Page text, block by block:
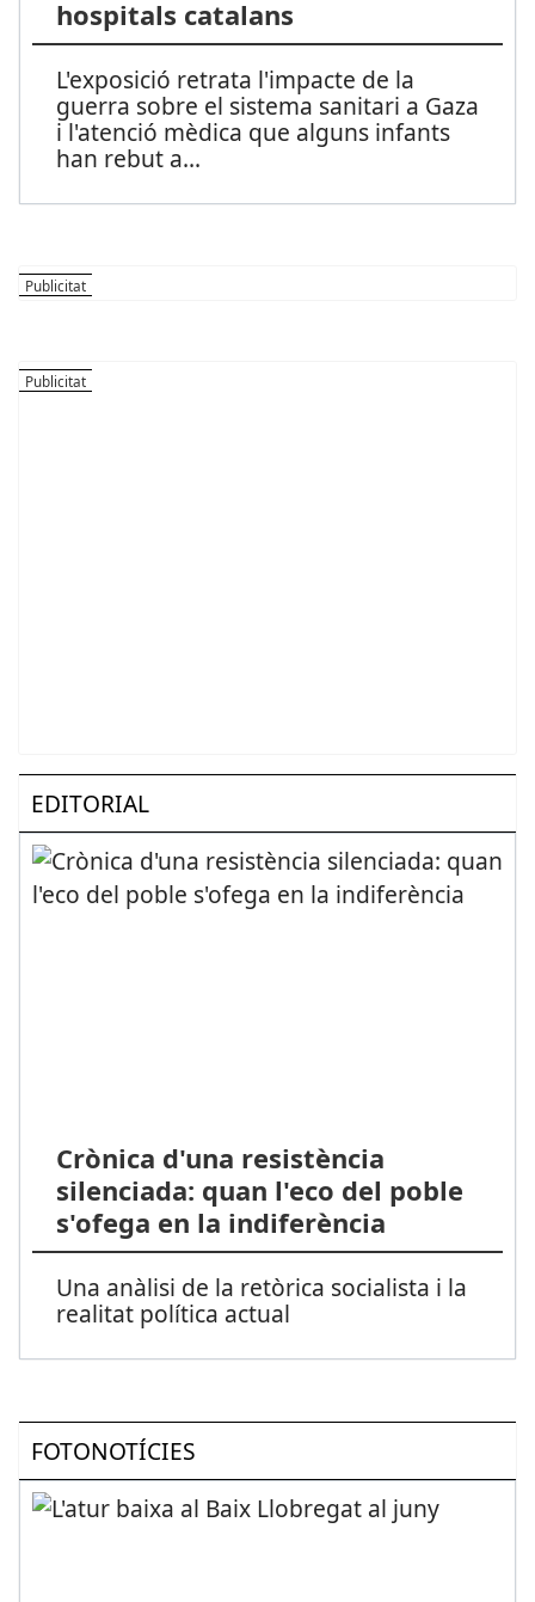
hospitals catalans
L'exposició retrata l'impacte de la
guerra sobre el sistema sanitari a Gaza
i l'atenció mèdica que alguns infants
han rebut a...
EDITORIAL
Crònica d'una resistència
silenciada: quan l'eco del poble
s'ofega en la indiferència
Una anàlisi de la retòrica socialista i la
realitat política actual
FOTONOTÍCIES